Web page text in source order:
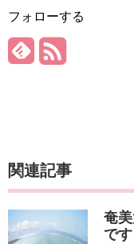
フォローする
関連記事
奄
です